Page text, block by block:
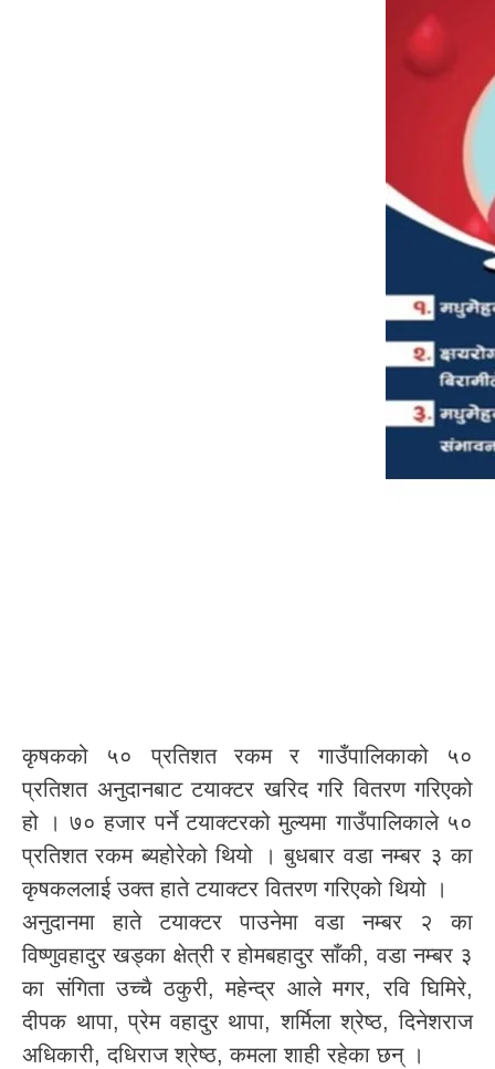
कृषकको ५० प्रतिशत रकम र गाउँपालिकाको ५०
प्रतिशत अनुदानबाट टयाक्टर खरिद गरि वितरण गरिएको
हो । ७० हजार पर्ने टयाक्टरको मुल्यमा गाउँपालिकाले ५०
प्रतिशत रकम ब्यहोरेको थियो । बुधबार वडा नम्बर ३ का
कृषकललाई उक्त हाते टयाक्टर वितरण गरिएको थियो ।
अनुदानमा हाते टयाक्टर पाउनेमा वडा नम्बर २ का
विष्णुवहादुर खड्का क्षेत्री र होमबहादुर साँकी, वडा नम्बर ३
का संगिता उच्चै ठकुरी, महेन्द्र आले मगर, रवि घिमिरे,
दीपक थापा, प्रेम वहादुर थापा, शर्मिला श्रेष्ठ, दिनेशराज
अधिकारी, दधिराज श्रेष्ठ, कमला शाही रहेका छन् ।